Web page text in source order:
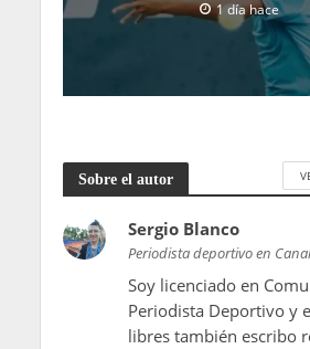
1 día hace
Sobre el autor
Sergio Blanco
Periodista deportivo en
Soy licenciado en
Periodista Deportivo y
libres también escribo